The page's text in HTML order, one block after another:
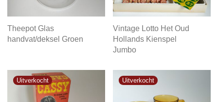
Theepot Glas
handvat/deksel Groen
Vintage Lotto Het Oud
Hollands Kienspel
Jumbo